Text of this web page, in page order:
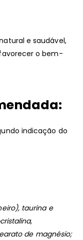
e saudável,
o bem-
indicação do
taurina e
de magnésio;